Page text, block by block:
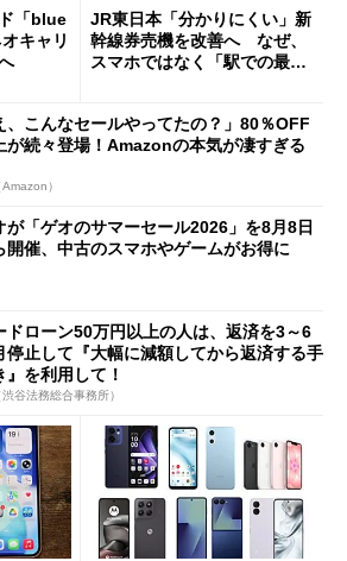
「blue
キャリ
JR東日本「分かりにくい」新
幹線券売機を改善へ なぜ、
スマホではなく「駅での最短
、こんなセールやってたの？」80％OFF
が続々登場！Amazonの本気が凄すぎる
）
が「ゲオのサマーセール2026」を8月8日
開催、中古のスマホやゲームがお得に
ドローン50万円以上の人は、返済を3～6
停止して『大幅に減額してから返済する手
』を利用して！
谷法務総合事務所）